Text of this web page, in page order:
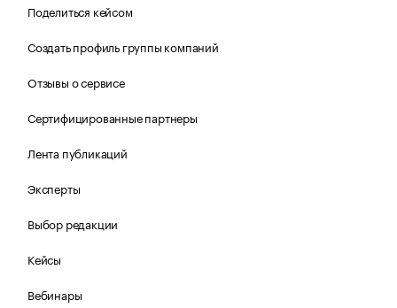
Поделиться кейсом
Создать профиль группы компаний
Отзывы о сервисе
Сертифицированные партнеры
Лента публикаций
Эксперты
Выбор редакции
Кейсы
Вебинары